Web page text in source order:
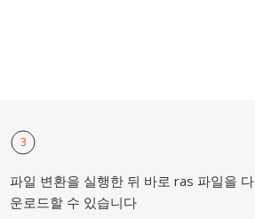
3
파일 변환을 실행한 뒤 바로 ras 파일을 다
운로드할 수 있습니다